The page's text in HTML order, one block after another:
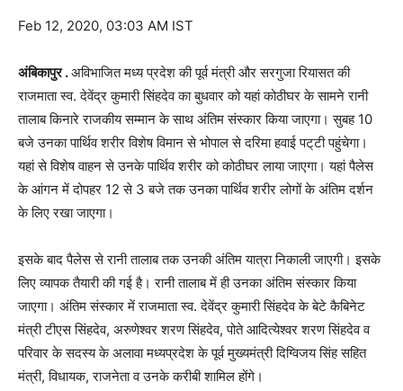
Feb 12, 2020, 03:03 AM IST
अंबिकापुर .अविभाजित मध्य प्रदेश की पूर्व मंत्री और सरगुजा रियासत की
राजमाता स्व. देवेंद्र कुमारी सिंहदेव का बुधवार को यहां कोठीघर के सामने रानी
तालाब किनारे राजकीय सम्मान के साथ अंतिम संस्कार किया जाएगा। सुबह 10
बजे उनका पार्थिव शरीर विशेष विमान से भोपाल से दरिमा हवाई पट्‌टी पहुंचेगा।
यहां से विशेष वाहन से उनके पार्थिव शरीर को कोठीघर लाया जाएगा। यहां पैलेस
के आंगन में दोपहर 12 से 3 बजे तक उनका पार्थिव शरीर लोगों के अंतिम दर्शन
के लिए रखा जाएगा।
इसके बाद पैलेस से रानी तालाब तक उनकी अंतिम यात्रा निकाली जाएगी। इसके
लिए व्यापक तैयारी की गई है। रानी तालाब में ही उनका अंतिम संस्कार किया
जाएगा। अंतिम संस्कार में राजमाता स्व. देवेंद्र कुमारी सिंहदेव के बेटे कैबिनेट
मंत्री टीएस सिंहदेव, अरुणेश्वर शरण सिंहदेव, पोते आदित्येश्वर शरण सिंहदेव व
परिवार के सदस्य के अलावा मध्यप्रदेश के पूर्व मुख्यमंत्री दिग्विजय सिंह सहित
मंत्री, विधायक, राजनेता व उनके करीबी शामिल होंगे।